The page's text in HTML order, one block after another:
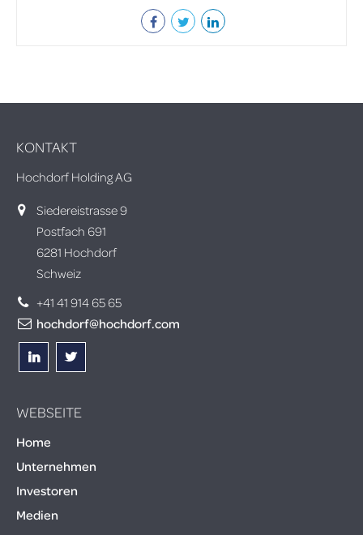
KONTAKT
Hochdorf Holding AG
Siedereistrasse 9
Postfach 691
6281 Hochdorf
Schweiz
+41 41 914 65 65
hochdorf@hochdorf.com
WEBSEITE
Home
Unternehmen
Investoren
Medien